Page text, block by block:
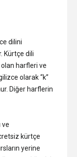
dilini
Kürtçe dili
olan harfleri ve
olarak “k”
Diğer harflerin
ve
kürtçe
yerine